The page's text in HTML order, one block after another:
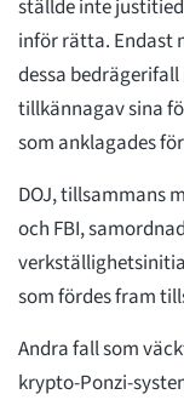
ställde inte
inför rätta. Endast
dessa
tillkännagav sina
som anklagades
DOJ, tillsammans
och FBI,
som fördes fram
Andra fall som
krypto-Ponzi-